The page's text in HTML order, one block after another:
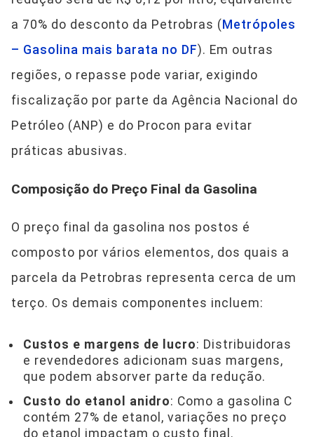
a 70% do desconto da Petrobras ( Metrópoles
– Gasolina mais barata no DF). Em outras
regiões, o repasse pode variar, exigindo
fiscalização por parte da Agência Nacional do
Petróleo (ANP) e do Procon para evitar
práticas abusivas.
Composição do Preço Final da Gasolina
O preço final da gasolina nos postos é
composto por vários elementos, dos quais a
parcela da Petrobras representa cerca de um
terço. Os demais componentes incluem:
Custos e margens de lucro: Distribuidoras
e revendedores adicionam suas margens,
que podem absorver parte da redução.
Custo do etanol anidro: Como a gasolina C
contém 27% de etanol, variações no preço
do etanol impactam o custo final.